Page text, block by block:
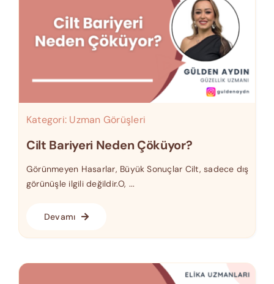
Kategori: Uzman Görüşleri
Cilt Bariyeri Neden Çöküyor?
Görünmeyen Hasarlar, Büyük Sonuçlar Cilt, sadece dış
görünüşle ilgili değildir.O, ...
Devamı